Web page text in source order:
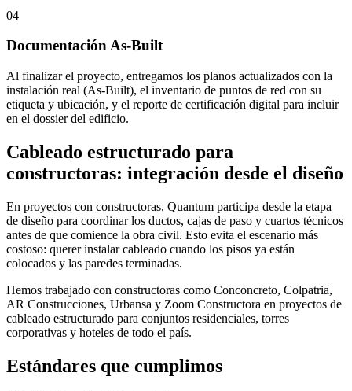
04
Documentación As-Built
Al finalizar el proyecto, entregamos los planos actualizados con la
instalación real (As-Built), el inventario de puntos de red con su
etiqueta y ubicación, y el reporte de certificación digital para incluir
en el dossier del edificio.
Cableado estructurado para
constructoras: integración desde el diseño
En proyectos con constructoras, Quantum participa desde la etapa
de diseño para coordinar los ductos, cajas de paso y cuartos técnicos
antes de que comience la obra civil. Esto evita el escenario más
costoso: querer instalar cableado cuando los pisos ya están
colocados y las paredes terminadas.
Hemos trabajado con constructoras como Conconcreto, Colpatria,
AR Construcciones, Urbansa y Zoom Constructora en proyectos de
cableado estructurado para conjuntos residenciales, torres
corporativas y hoteles de todo el país.
Estándares que cumplimos